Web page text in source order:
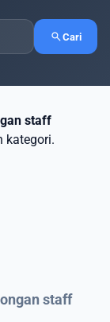
searchCari
staff
kategori.
staff